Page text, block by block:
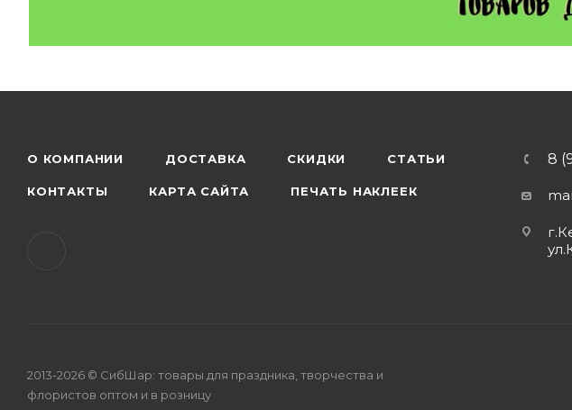
О КОМПАНИИ ДОСТАВКА СКИДКИ СТАТЬИ
КОНТАКТЫ КАРТА САЙТА ПЕЧАТЬ НАКЛЕЕК
8
2013-2026 © СибШар: товары для праздника, творчества и
флористов оптом и в розницу